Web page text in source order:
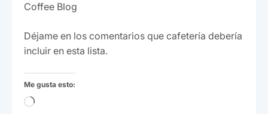
Coffee Blog
Déjame en los comentarios que cafetería debería
incluir en esta lista.
Me gusta esto:
Cargando...